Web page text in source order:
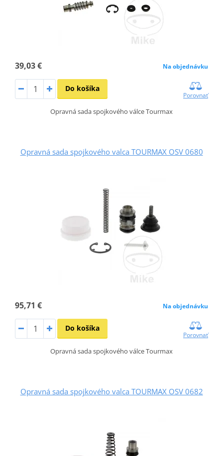
39,03 € Na objednávku
Do košíka
Porovnať
Opravná sada spojkového válce Tourmax
Opravná sada spojkového valca TOURMAX OSV 0680
95,71 € Na objednávku
Do košíka
Porovnať
Opravná sada spojkového válce Tourmax
Opravná sada spojkového valca TOURMAX OSV 0682